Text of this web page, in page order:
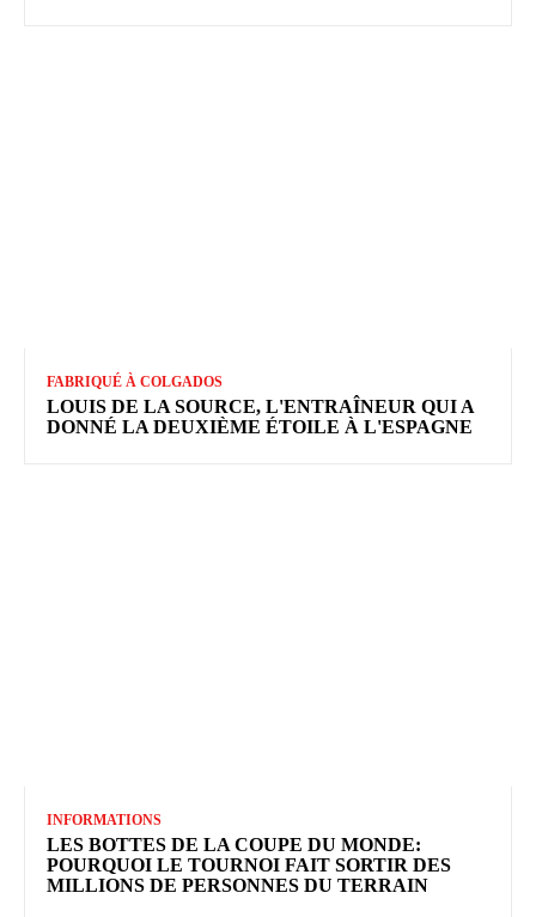
FABRIQUÉ À COLGADOS
LOUIS DE LA SOURCE, L'ENTRAÎNEUR QUI A
DONNÉ LA DEUXIÈME ÉTOILE À L'ESPAGNE
INFORMATIONS
LES BOTTES DE LA COUPE DU MONDE:
POURQUOI LE TOURNOI FAIT SORTIR DES
MILLIONS DE PERSONNES DU TERRAIN